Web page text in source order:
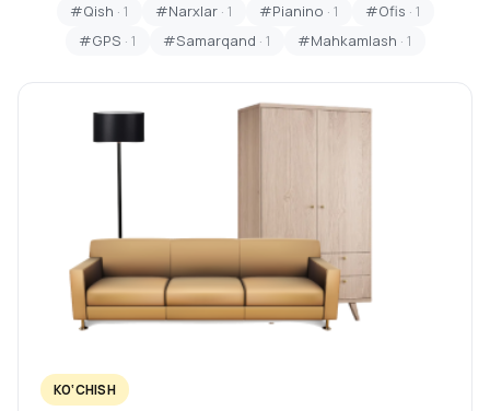
#Qish · 1 #Narxlar · 1 #Pianino · 1 #Ofis · 1
#GPS · 1 #Samarqand · 1 #Mahkamlash · 1
KO‘CHISH